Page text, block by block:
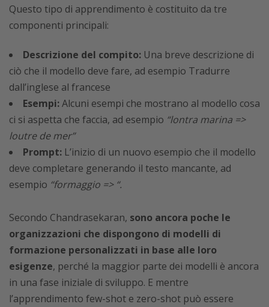
Questo tipo di apprendimento è costituito da tre
componenti principali:
Descrizione del compito: Una breve descrizione di
ciò che il modello deve fare, ad esempio Tradurre
dall’inglese al francese
Esempi:Alcuni esempi che mostrano al modello cosa
ci si aspetta che faccia, ad esempio “lontra marina =>
loutre de mer”
Prompt: L’inizio di un nuovo esempio che il modello
deve completare generando il testo mancante, ad
esempio “formaggio => “.
Secondo Chandrasekaran, sono ancora poche le
organizzazioni che dispongono di modelli di
formazione personalizzati in base alle loro
esigenze, perché la maggior parte dei modelli è ancora
in una fase iniziale di sviluppo. E mentre
l’apprendimento few-shot e zero-shot può essere